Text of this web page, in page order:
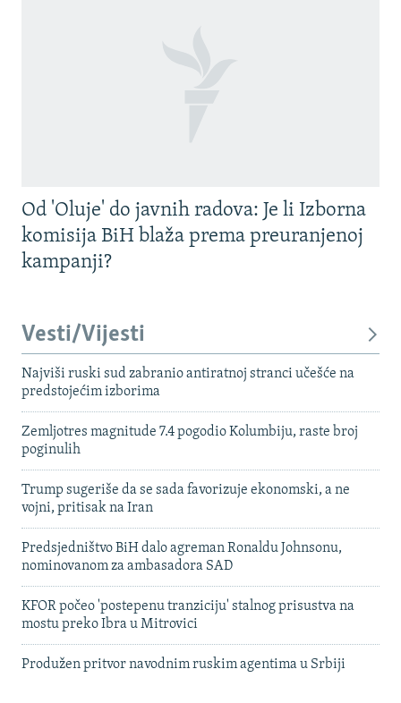
Od 'Oluje' do javnih radova: Je li Izborna
komisija BiH blaža prema preuranjenoj
kampanji?
Vesti/Vijesti
Najviši ruski sud zabranio antiratnoj stranci učešće na
predstojećim izborima
Zemljotres magnitude 7.4 pogodio Kolumbiju, raste broj
poginulih
Trump sugeriše da se sada favorizuje ekonomski, a ne
vojni, pritisak na Iran
Predsjedništvo BiH dalo agreman Ronaldu Johnsonu,
nominovanom za ambasadora SAD
KFOR počeo 'postepenu tranziciju' stalnog prisustva na
mostu preko Ibra u Mitrovici
Produžen pritvor navodnim ruskim agentima u Srbiji